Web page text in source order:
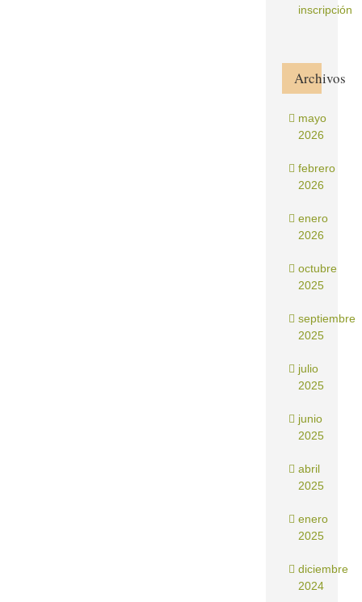
inscripción
Archivos
mayo
2026
febrero
2026
enero
2026
octubre
2025
septiembre
2025
julio
2025
junio
2025
abril
2025
enero
2025
diciembre
2024